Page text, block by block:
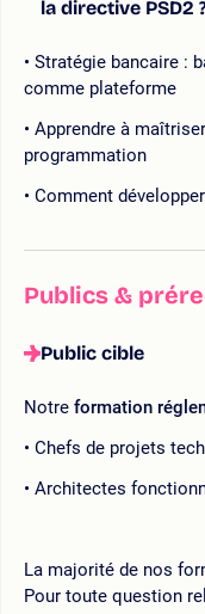
la directive PSD2
Stratégie bancaire :
comme plateforme
Apprendre à
programmation
Comment
Publics &
Public cible
Notre formation
Chefs de projets
Architectes
La majorité de nos
Pour toute question